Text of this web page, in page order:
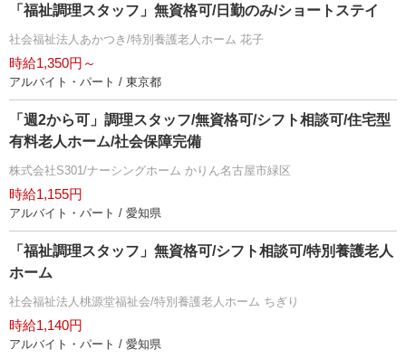
「福祉調理スタッフ」無資格可/日勤のみ/ショートステイ
社会福祉法人あかつき/特別養護老人ホーム 花子
時給1,350円～
アルバイト・パート / 東京都
「週2から可」調理スタッフ/無資格可/シフト相談可/住宅型
有料老人ホーム/社会保障完備
株式会社S301/ナーシングホーム かりん名古屋市緑区
時給1,155円
アルバイト・パート / 愛知県
「福祉調理スタッフ」無資格可/シフト相談可/特別養護老人
ホーム
社会福祉法人桃源堂福祉会/特別養護老人ホーム ちぎり
時給1,140円
アルバイト・パート / 愛知県